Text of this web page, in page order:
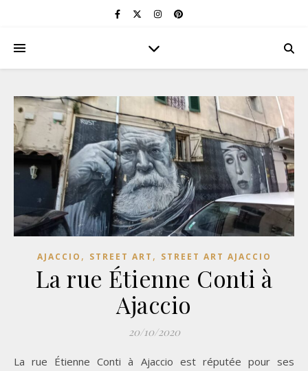
AJACCIO , STREET ART , STREET ART AJACCIO
La rue Étienne Conti à
Ajaccio
20/10/2020
La rue Étienne Conti à Ajaccio est réputée pour ses